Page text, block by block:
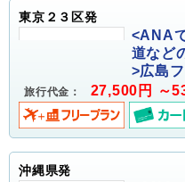
東京２３区発
<ANA
道など
>広島
旅行代金： 27,500円 ～
沖縄県発